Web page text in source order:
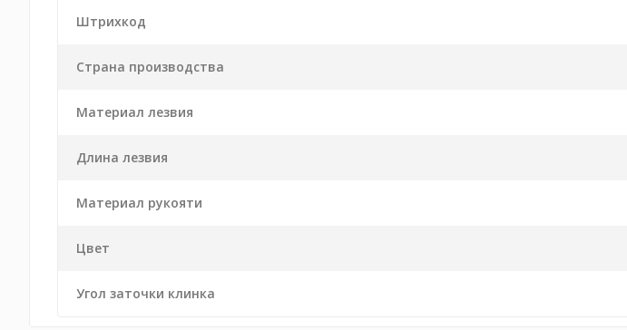
Штрихкод
Страна производства
Материал лезвия
Длина лезвия
Материал рукояти
Цвет
Угол заточки клинка